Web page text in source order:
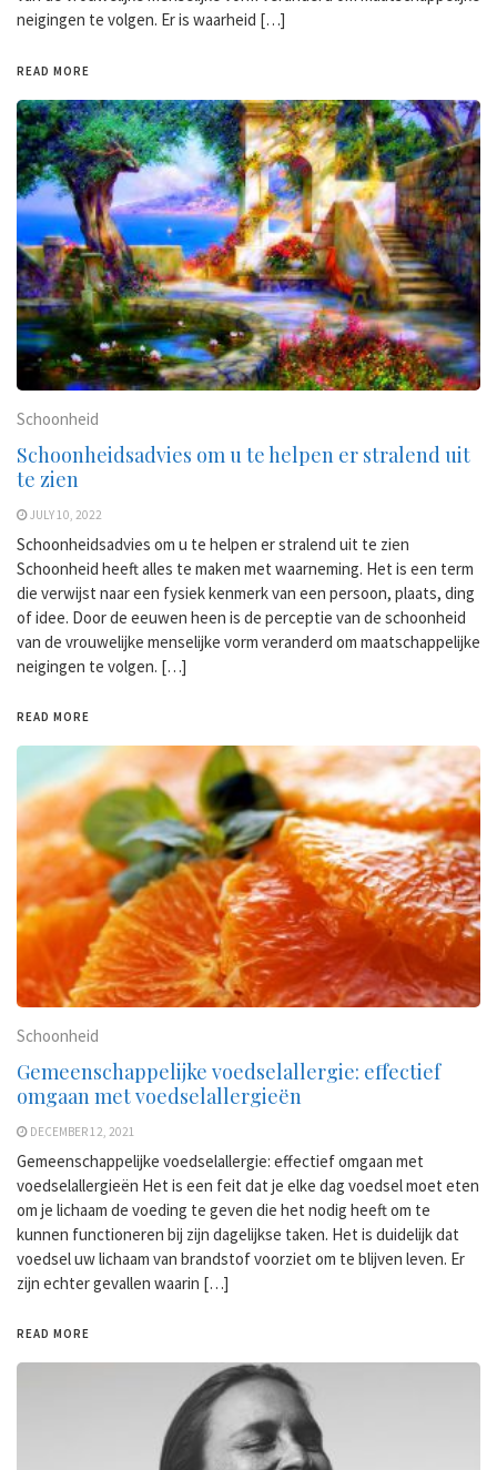
neigingen te volgen. Er is waarheid […]
READ MORE
Schoonheid
Schoonheidsadvies om u te helpen er stralend uit
te zien
JULY 10, 2022
Schoonheidsadvies om u te helpen er stralend uit te zien
Schoonheid heeft alles te maken met waarneming. Het is een term
die verwijst naar een fysiek kenmerk van een persoon, plaats, ding
of idee. Door de eeuwen heen is de perceptie van de schoonheid
van de vrouwelijke menselijke vorm veranderd om maatschappelijke
neigingen te volgen. […]
READ MORE
Schoonheid
Gemeenschappelijke voedselallergie: effectief
omgaan met voedselallergieën
DECEMBER 12, 2021
Gemeenschappelijke voedselallergie: effectief omgaan met
voedselallergieën Het is een feit dat je elke dag voedsel moet eten
om je lichaam de voeding te geven die het nodig heeft om te
kunnen functioneren bij zijn dagelijkse taken. Het is duidelijk dat
voedsel uw lichaam van brandstof voorziet om te blijven leven. Er
zijn echter gevallen waarin […]
READ MORE